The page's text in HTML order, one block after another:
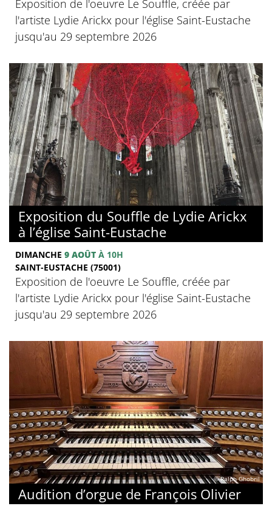
Exposition de l'oeuvre Le Souffle, créée par
l'artiste Lydie Arickx pour l'église Saint-Eustache
jusqu'au 29 septembre 2026
Exposition du Souffle de Lydie Arickx
à l’église Saint-Eustache
DIMANCHE 9 AOÛT À 10H
SAINT-EUSTACHE (75001)
Exposition de l'oeuvre Le Souffle, créée par
l'artiste Lydie Arickx pour l'église Saint-Eustache
jusqu'au 29 septembre 2026
© Ralph Ghobril
Audition d’orgue de François Olivier